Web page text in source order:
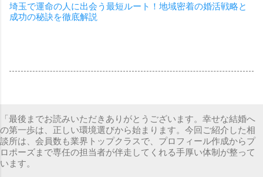
埼玉で運命の人に出会う最短ルート！地域密着の婚活戦略と
成功の秘訣を徹底解説
「最後までお読みいただきありがとうございます。幸せな結婚へ
の第一歩は、正しい環境選びから始まります。今回ご紹介した相
談所は、会員数も業界トップクラスで、プロフィール作成からプ
ロポーズまで専任の担当者が伴走してくれる手厚い体制が整って
います。